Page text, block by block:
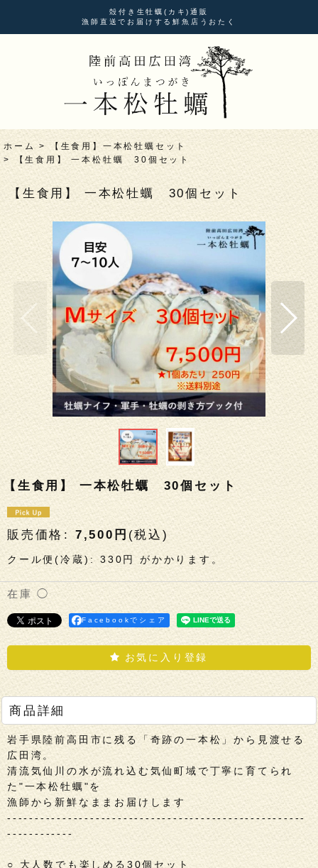
殻付き生牡蠣(カキ)通販
漁師直送でお届けする鮮魚店うおたく
ホーム >
【生食用】一本松牡蠣セット
>
【生食用】 一本松牡蠣 30個セット
【生食用】 一本松牡蠣 30個セット
【生食用】 一本松牡蠣 30個セット
販売価格 : 7,500 円 (税込)
クール便(冷蔵):330円 がかかります。
◯
Facebookでシェア
お気に入り登録
商品詳細
岩手県陸前高田市に残る「奇跡の一本松」から見渡せる
広田湾。
清流気仙川の水が流れ込む気仙町域で丁寧に育てられ
た"一本松牡蠣"を
漁師から新鮮なままお届けします
------------------------------------------------------
------------
○ 大人数でも楽しめる30個セット